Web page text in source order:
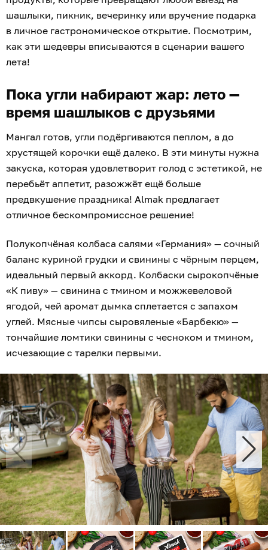
шашлыки, пикник, вечеринку или вручение подарка
в личное гастрономическое открытие. Посмотрим,
как эти шедевры вписываются в сценарии вашего
лета!
Пока угли набирают жар: лето —
время шашлыков с друзьями
Мангал готов, угли подёргиваются пеплом, а до
хрустящей корочки ещё далеко. В эти минуты нужна
закуска, которая удовлетворит голод с эстетикой, не
перебьёт аппетит, разожжёт ещё больше
предвкушение праздника! Almak предлагает
отличное бескомпромиссное решение!
Полукопчёная колбаса салями «Германия» — сочный
баланс куриной грудки и свинины с чёрным перцем,
идеальный первый аккорд. Колбаски сырокопчёные
«К пиву» — свинина с тмином и можжевеловой
ягодой, чей аромат дымка сплетается с запахом
углей. Мясные чипсы сыровяленые «Барбекю» —
тончайшие ломтики свинины с чесноком и тмином,
исчезающие с тарелки первыми.